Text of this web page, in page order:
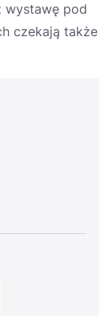
wystawę pod
czekają także